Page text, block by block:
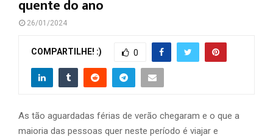
quente do ano
26/01/2024
COMPARTILHE! :) 0
As tão aguardadas férias de verão chegaram e o que a
maioria das pessoas quer neste período é viajar e